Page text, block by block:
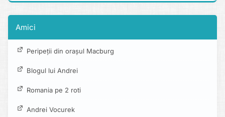
Amici
Peripeții din orașul Macburg
Blogul lui Andrei
Romania pe 2 roti
Andrei Vocurek